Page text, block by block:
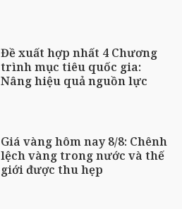
Đề xuất hợp nhất 4 Chương
trình mục tiêu quốc gia:
Nâng hiệu quả nguồn lực
Giá vàng hôm nay 8/8: Chênh
lệch vàng trong nước và thế
giới được thu hẹp